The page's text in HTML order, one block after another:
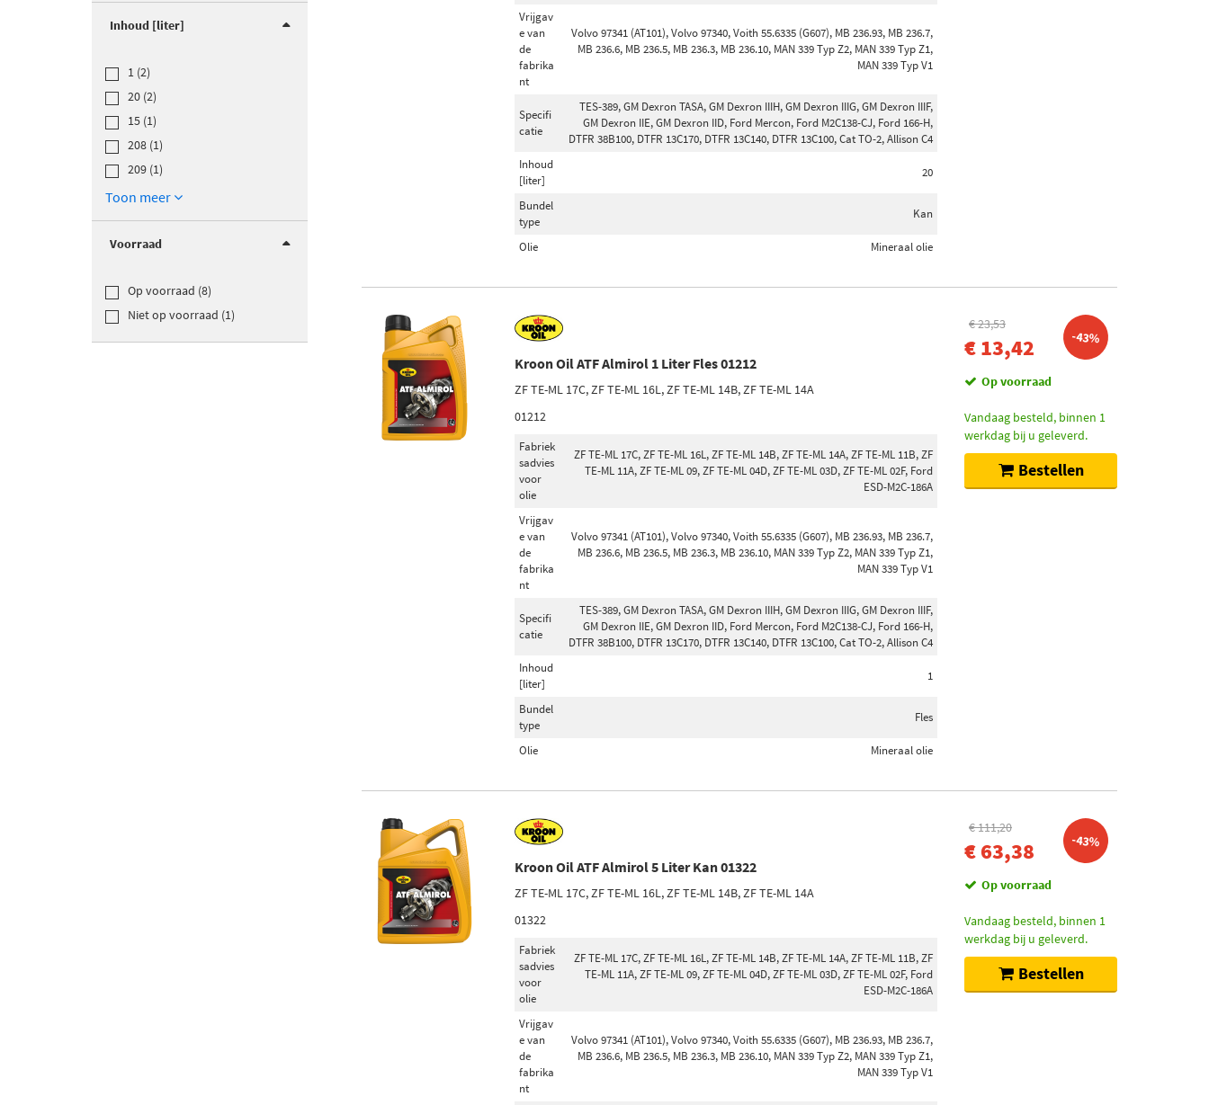
Inhoud [liter]
1 (2)
20 (2)
15 (1)
208 (1)
209 (1)
Toon meer
Voorraad
Op voorraad (8)
Niet op voorraad (1)
Vrijgav
e van
de
fabrika
nt
Volvo 97341 (AT101), Volvo 97340, Voith 55.6335 (G607), MB 236.93, MB 236.7,
MB 236.6, MB 236.5, MB 236.3, MB 236.10, MAN 339 Typ Z2, MAN 339 Typ Z1,
MAN 339 Typ V1
Specifi
catie
TES-389, GM Dexron TASA, GM Dexron IIIH, GM Dexron IIIG, GM Dexron IIIF,
GM Dexron IIE, GM Dexron IID, Ford Mercon, Ford M2C138-CJ, Ford 166-H,
DTFR 38B100, DTFR 13C170, DTFR 13C140, DTFR 13C100, Cat TO-2, Allison C4
Inhoud
[liter]
20
Bundel
type
Kan
Olie Mineraal olie
Kroon Oil ATF Almirol 1 Liter Fles 01212
ZF TE-ML 17C, ZF TE-ML 16L, ZF TE-ML 14B, ZF TE-ML 14A
01212
Fabriek
sadvies
voor
olie
ZF TE-ML 17C, ZF TE-ML 16L, ZF TE-ML 14B, ZF TE-ML 14A, ZF TE-ML 11B, ZF
TE-ML 11A, ZF TE-ML 09, ZF TE-ML 04D, ZF TE-ML 03D, ZF TE-ML 02F, Ford
ESD-M2C-186A
Vrijgav
e van
de
fabrika
nt
Volvo 97341 (AT101), Volvo 97340, Voith 55.6335 (G607), MB 236.93, MB 236.7,
MB 236.6, MB 236.5, MB 236.3, MB 236.10, MAN 339 Typ Z2, MAN 339 Typ Z1,
MAN 339 Typ V1
Specifi
catie
TES-389, GM Dexron TASA, GM Dexron IIIH, GM Dexron IIIG, GM Dexron IIIF,
GM Dexron IIE, GM Dexron IID, Ford Mercon, Ford M2C138-CJ, Ford 166-H,
DTFR 38B100, DTFR 13C170, DTFR 13C140, DTFR 13C100, Cat TO-2, Allison C4
Inhoud
[liter]
1
Bundel
type
Fles
Olie Mineraal olie
€ 23,53
€ 13,42 -43%
Op voorraad
Vandaag besteld, binnen 1
werkdag bij u geleverd.
Bestellen
Kroon Oil ATF Almirol 5 Liter Kan 01322
ZF TE-ML 17C, ZF TE-ML 16L, ZF TE-ML 14B, ZF TE-ML 14A
01322
Fabriek
sadvies
voor
olie
ZF TE-ML 17C, ZF TE-ML 16L, ZF TE-ML 14B, ZF TE-ML 14A, ZF TE-ML 11B, ZF
TE-ML 11A, ZF TE-ML 09, ZF TE-ML 04D, ZF TE-ML 03D, ZF TE-ML 02F, Ford
ESD-M2C-186A
Vrijgav
e van
de
fabrika
nt
Volvo 97341 (AT101), Volvo 97340, Voith 55.6335 (G607), MB 236.93, MB 236.7,
MB 236.6, MB 236.5, MB 236.3, MB 236.10, MAN 339 Typ Z2, MAN 339 Typ Z1,
MAN 339 Typ V1
€ 111,20
€ 63,38 -43%
Op voorraad
Vandaag besteld, binnen 1
werkdag bij u geleverd.
Bestellen